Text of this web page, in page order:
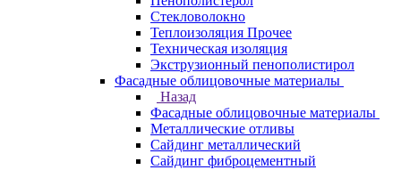
Стекловолокно
Теплоизоляция Прочее
Техническая изоляция
Экструзионный пенополистирол
Фасадные облицовочные материалы
Назад
Фасадные облицовочные материалы
Металлические отливы
Сайдинг металлический
Сайдинг фиброцементный